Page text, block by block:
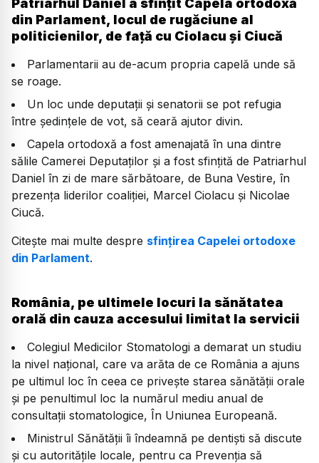
Patriarhul Daniel a sfințit Capela ortodoxă
din Parlament, locul de rugăciune al
politicienilor, de față cu Ciolacu și Ciucă
Parlamentarii au de-acum propria capelă unde să
se roage.
Un loc unde deputații și senatorii se pot refugia
între ședințele de vot, să ceară ajutor divin.
Capela ortodoxă a fost amenajată în una dintre
sălile Camerei Deputaților și a fost sfințită de Patriarhul
Daniel în zi de mare sărbătoare, de Buna Vestire, în
prezența liderilor coaliției, Marcel Ciolacu și Nicolae
Ciucă.
Citește mai multe despre sfințirea Capelei ortodoxe
din Parlament.
România, pe ultimele locuri la sănătatea
orală din cauza accesului limitat la servicii
Colegiul Medicilor Stomatologi a demarat un studiu
la nivel național, care va arăta de ce România a ajuns
pe ultimul loc în ceea ce privește starea sănătății orale
și pe penultimul loc la numărul mediu anual de
consultații stomatologice, În Uniunea Europeană.
Ministrul Sănătății îi îndeamnă pe dentiști să discute
și cu autoritățile locale, pentru ca Prevenția să